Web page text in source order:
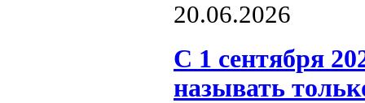
20.06.2026
С 1 сентября
называть